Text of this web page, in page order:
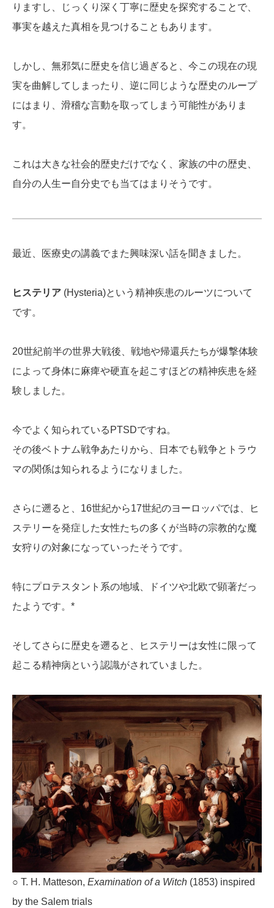
りますし、じっくり深く丁寧に歴史を探究することで、
事実を越えた真相を見つけることもあります。
しかし、無邪気に歴史を信じ過ぎると、今この現在の現
実を曲解してしまったり、逆に同じような歴史のループ
にはまり、滑稽な言動を取ってしまう可能性がありま
す。
これは大きな社会的歴史だけでなく、家族の中の歴史、
自分の人生ー自分史でも当てはまりそうです。
最近、医療史の講義でまた興味深い話を聞きました。
ヒステリア (Hysteria)という精神疾患のルーツについて
です。
20世紀前半の世界大戦後、戦地や帰還兵たちが爆撃体験
によって身体に麻痺や硬直を起こすほどの精神疾患を経
験しました。
今でよく知られているPTSDですね。
その後ベトナム戦争あたりから、日本でも戦争とトラウ
マの関係は知られるようになりました。
さらに遡ると、16世紀から17世紀のヨーロッパでは、ヒ
ステリーを発症した女性たちの多くが当時の宗教的な魔
女狩りの対象になっていったそうです。
特にプロテスタント系の地域、ドイツや北欧で顕著だっ
たようです。*
そしてさらに歴史を遡ると、ヒステリーは女性に限って
起こる精神病という認識がされていました。
○ T. H. Matteson, Examination of a Witch (1853) inspired
by the Salem trials